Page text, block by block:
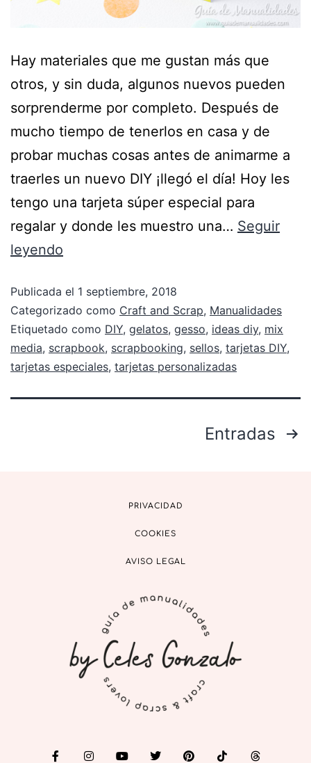
Hay materiales que me gustan más que
otros, y sin duda, algunos nuevos pueden
sorprenderme por completo. Después de
mucho tiempo de tenerlos en casa y de
probar muchas cosas antes de animarme a
traerles un nuevo DIY ¡llegó el día! Hoy les
tengo una tarjeta súper especial para
regalar y donde les muestro una… Seguir
leyendo
Publicada el 1 septiembre, 2018
Categorizado como Craft and Scrap, Manualidades
Etiquetado como DIY, gelatos, gesso, ideas diy, mix
media, scrapbook, scrapbooking, sellos, tarjetas DIY,
tarjetas especiales, tarjetas personalizadas
Entradas
PRIVACIDAD
COOKIES
AVISO LEGAL